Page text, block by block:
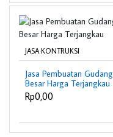
JASA KONTRUKSI
Jasa Pembuatan Gudang
Besar Harga Terjangkau
Rp0,00